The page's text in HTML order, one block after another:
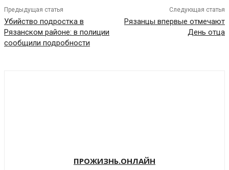
Предыдущая статья
Убийство подростка в
Рязанском районе: в полиции
сообщили подробности
Следующая статья
Рязанцы впервые отмечают
День отца
ПРОЖИЗНЬ.ОНЛАЙН